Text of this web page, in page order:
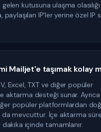
gelen kutusuna ulaşma olasılığı
paylaşılan IP'ler yerine özel IP
Mailjet'e taşımak kolay
Excel, TXT ve diğer popüler
aktarma desteği sunar. Ayrıca
popüler platformlardan
da mevcuttur. İçe aktarma
içinde tamamlanır.